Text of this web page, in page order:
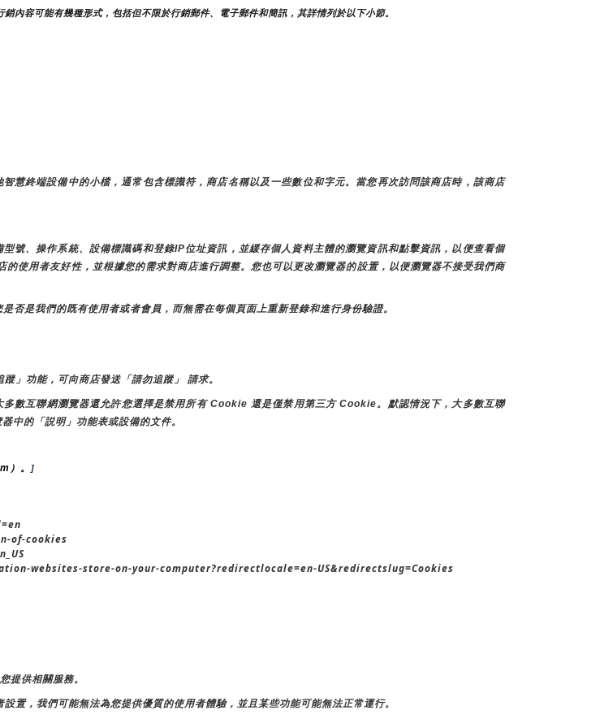
銷內容可能有幾種形式，包括但不限於行銷郵件、電子郵件和簡訊，其詳情列於以下小節。
慧終端設備中的小檔，通常包含標識符，商店名稱以及一些數位和字元。當您再次訪問該商店時，該商店
號、操作系統、設備標識碼和登錄IP位址資訊，並緩存個人資料主體的瀏覽資訊和點擊資訊，以便查看個
使用者友好性，並根據您的需求對商店進行調整。您也可以更改瀏覽器的設置，以便瀏覽器不接受我們商
是我們的既有使用者或者會員，而無需在每個頁面上重新登錄和進行身份驗證。
」功能，可向商店發送「請勿追蹤」 請求。
數互聯網瀏覽器還允許您選擇是禁用所有 Cookie 還是僅禁用第三方 Cookie。默認情況下，大多數互聯
的「説明」功能表或設備的文件。
）。 ]
of-cookies
websites-store-on-your-computer?redirectlocale=en-US&redirectslug=Cookies
提供相關服務。
置，我們可能無法為您提供優質的使用者體驗，並且某些功能可能無法正常運行。